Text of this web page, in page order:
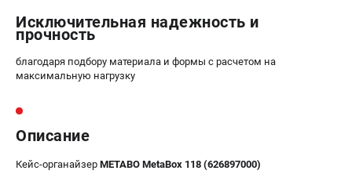
Угловые шлифмашины (УШМ)
Дрели
Лобзики
Пылесосы
Исключительная надежность и
прочность
благодаря подбору материала и формы с расчетом на
максимальную нагрузку
Описание
Кейс-органайзер METABO MetaBox 118 (626897000)